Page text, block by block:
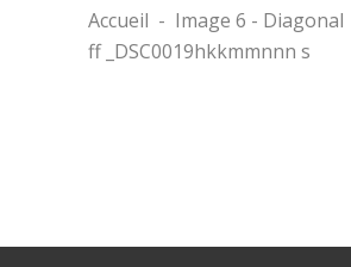
Accueil - Image 6 - Diagonal
ff _DSC0019hkkmmnnn s